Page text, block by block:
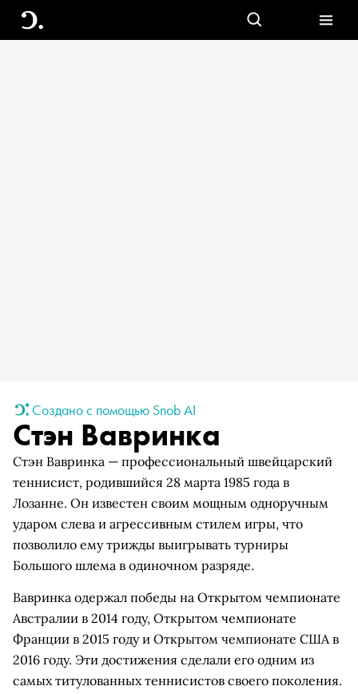
Создано с помощью Snob AI
Стэн Вавринка
Стэн Вавринка — профессиональный швейцарский
теннисист, родившийся 28 марта 1985 года в
Лозанне. Он известен своим мощным одноручным
ударом слева и агрессивным стилем игры, что
позволило ему трижды выигрывать турниры
Большого шлема в одиночном разряде.
Вавринка одержал победы на Открытом чемпионате
Австралии в 2014 году, Открытом чемпионате
Франции в 2015 году и Открытом чемпионате США в
2016 году. Эти достижения сделали его одним из
самых титулованных теннисистов своего поколения.